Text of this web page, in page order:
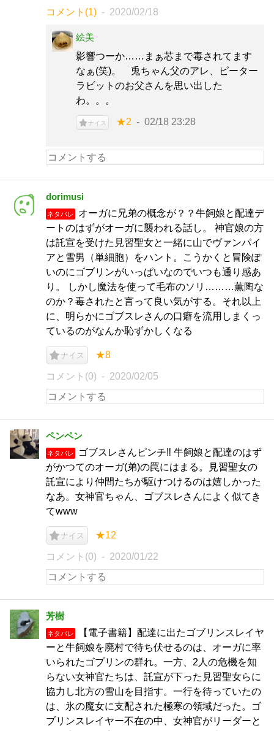
コメント(1) 2020/02/18
絵美
影響つーか……まぁ芯まで毒されてます
なぁ(笑)。 兎ちゃん父のアレ、ピーター
ラビットのお父さんを思い出した
わ。。。
ナイス ★2 02/18 23:28
dorimusi
ネタバレ
オーガに兄弟の概念が？？牛飼娘と配達デ
ートのはずがオーガに襲われる話し。 神官娘の方
は託宣を受けた見習聖女と一緒に山でヴァンパイ
アと雪男（単細胞）をハント。こうかくと冒険ぽ
いのにゴブリンがいっぱいなのでいつも通り感あ
り。 しかし魔法を使って毛布のソリ………薫陶な
のか？毒されたと言って良い気がする。それ以上
に、明らかにゴブスレさんの口癖を流用しまくっ
ているのがなんか恥ずかしくなる
ナイス ★8
コメント(0) 2020/02/05
ペンペン
ネタバレ
ゴブスレさんピンチ‼️ 牛飼娘と配達のはず
がかつてのオーガ(弟)の罠にはまる。見習聖女の
託宣により仲間たちが駆けつけるのは嬉しかった
なあ。女神官ちゃん、ゴブスレさんによく似てき
てwww
ナイス ★12
コメント(0) 2020/01/22
芳樹
ネタバレ
【電子書籍】配達に出たゴブリンスレイヤ
ーと牛飼娘を廃村で待ち伏せるのは、オーガに率
いられたゴブリンの群れ。一方、2人の危機を知
らない女神官たちは、託宣が下った見習聖女らに
協力し北方の雪山を目指す。一行を待っていたの
は、氷の魔女に支配された極寒の領域だった。ゴ
ブリンスレイヤー不在の中、女神官がリーダーと